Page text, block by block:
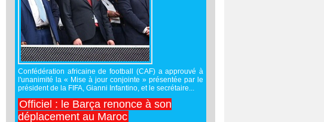
Confédération africaine de football (CAF) a approuvé à
l'unanimité la « Mise à jour conjointe » présentée par le
président de la FIFA, Gianni Infantino, et le secrétaire...
Officiel : le Barça renonce à son
déplacement au Maroc